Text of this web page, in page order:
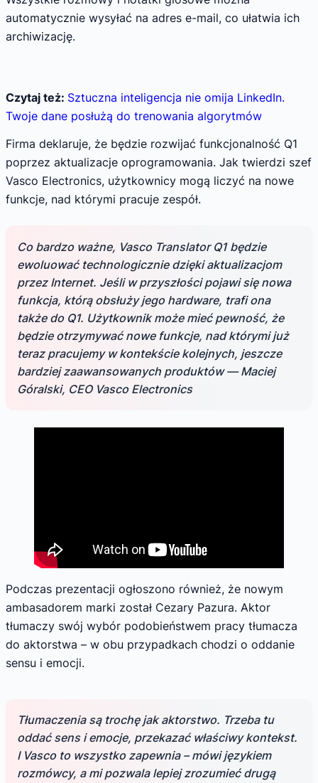
automatycznie wysyłać na adres e-mail, co ułatwia ich
archiwizację.
Czytaj też: Sztuczna inteligencja nie omija LinkedIn.
Twoje dane posłużą do trenowania algorytmów
Firma deklaruje, że będzie rozwijać funkcjonalność Q1
poprzez aktualizacje oprogramowania. Jak twierdzi szef
Vasco Electronics, użytkownicy mogą liczyć na nowe
funkcje, nad którymi pracuje zespół.
Co bardzo ważne, Vasco Translator Q1 będzie
ewoluować technologicznie dzięki aktualizacjom
przez Internet. Jeśli w przyszłości pojawi się nowa
funkcja, którą obsłuży jego hardware, trafi ona
także do Q1. Użytkownik może mieć pewność, że
będzie otrzymywać nowe funkcje, nad którymi już
teraz pracujemy w kontekście kolejnych, jeszcze
bardziej zaawansowanych produktów — Maciej
Góralski, CEO Vasco Electronics
Podczas prezentacji ogłoszono również, że nowym
ambasadorem marki został Cezary Pazura. Aktor
tłumaczy swój wybór podobieństwem pracy tłumacza
do aktorstwa – w obu przypadkach chodzi o oddanie
sensu i emocji.
Tłumaczenia są trochę jak aktorstwo. Trzeba tu
oddać sens i emocje, przekazać właściwy kontekst.
I Vasco to wszystko zapewnia – mówi językiem
rozmówcy, a mi pozwala lepiej zrozumieć drugą